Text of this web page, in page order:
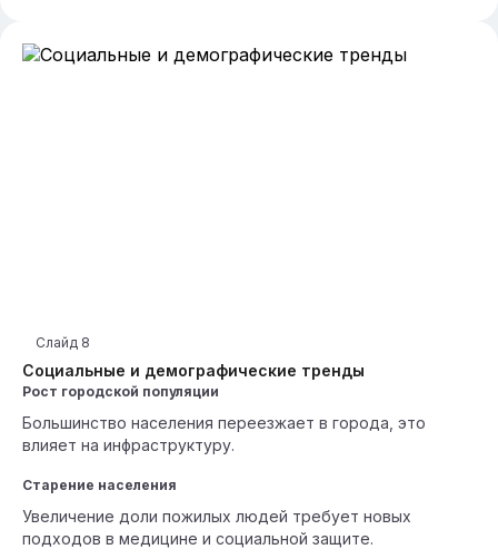
Социальные и демографические тренды
Слайд 8
Рост городской популяции
Большинство населения переезжает в города, это
влияет на инфраструктуру.
Старение населения
Увеличение доли пожилых людей требует новых
подходов в медицине и социальной защите.